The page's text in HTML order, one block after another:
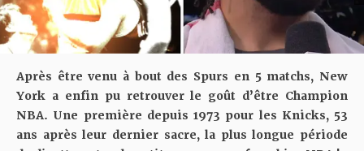
Après être venu à bout des Spurs en 5 matchs, New
York a enfin pu retrouver le goût d’être Champion
NBA. Une première depuis 1973 pour les Knicks, 53
ans après leur dernier sacre, la plus longue période